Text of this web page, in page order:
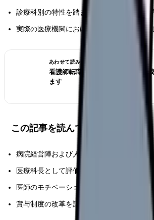
診療科別の特性を踏まえた評価指標の設定
実際の医療機関における成功事例と改革の
あわせて読みたい
看護師転職のリアル体験談12選｜
ます
この記事を読んでほしい人
病院経営陣および人事部門の責任者
医療科長として評価制度の改善を検討して
医師のモチベーション向上に課題を感じて
賞与制度の改革を計画している医療機関の